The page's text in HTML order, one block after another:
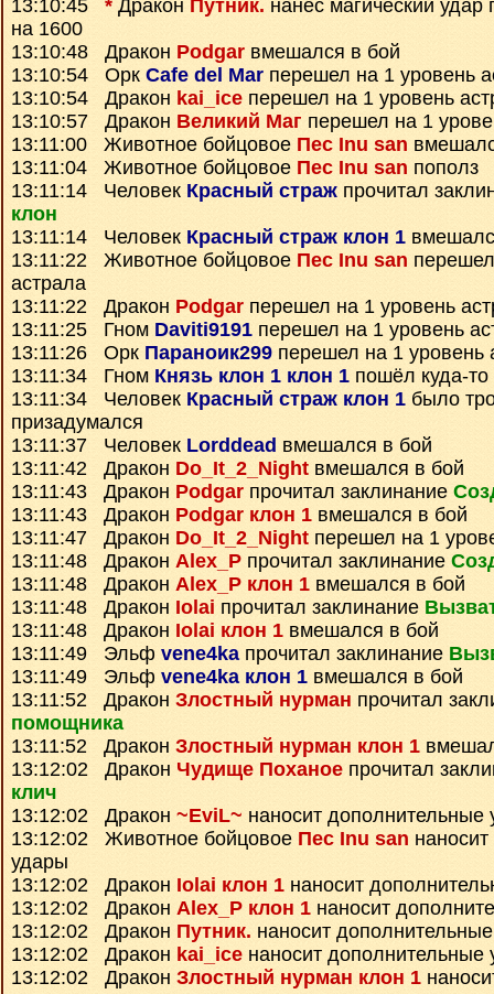
13:10:45 * Дракон Путник. нанёс магический
на 1600
13:10:48 Дракон Podgar вмешался в бой
13:10:54 Орк Cafe del Mar перешел на 1 уровень
13:10:54 Дракон kai_ice перешел на 1 уровень
13:10:57 Дракон Великий Маг перешел на 1
13:11:00 Животное бойцовое Пес Inu san
13:11:04 Животное бойцовое Пес Inu san пополз
13:11:14 Человек Красный страж прочитал
клон
13:11:14 Человек Красный страж клон 1
13:11:22 Животное бойцовое Пес Inu san
астрала
13:11:22 Дракон Podgar перешел на 1 уровень
13:11:25 Гном Daviti9191 перешел на 1 уровень
13:11:26 Орк Параноик299 перешел на 1 уровень
13:11:34 Гном Князь клон 1 клон 1 пошёл куда-то
13:11:34 Человек Красный страж клон 1 было
призадумался
13:11:37 Человек Lorddead вмешался в бой
13:11:42 Дракон Do_It_2_Night вмешался в бой
13:11:43 Дракон Podgar прочитал заклинание
13:11:43 Дракон Podgar клон 1 вмешался в бой
13:11:47 Дракон Do_It_2_Night перешел на 1
13:11:48 Дракон Alex_P прочитал заклинание
13:11:48 Дракон Alex_P клон 1 вмешался в бой
13:11:48 Дракон Iolai прочитал заклинание
13:11:48 Дракон Iolai клон 1 вмешался в бой
13:11:49 Эльф vene4kaпрочитал заклинание
13:11:49 Эльф vene4ka клон 1 вмешался в бой
13:11:52 Дракон Злостный нурман прочитал
помощника
13:11:52 Дракон Злостный нурман клон 1
13:12:02 Дракон Чудище Поханое прочитал
клич
13:12:02 Дракон ~EviL~ наносит дополнительные
13:12:02 Животное бойцовое Пес Inu san
удары
13:12:02 Дракон Iolai клон 1 наносит
13:12:02 Дракон Alex_P клон 1 наносит
13:12:02 Дракон Путник. наносит
13:12:02 Дракон kai_ice наносит дополнительные
13:12:02 Дракон Злостный нурман клон 1